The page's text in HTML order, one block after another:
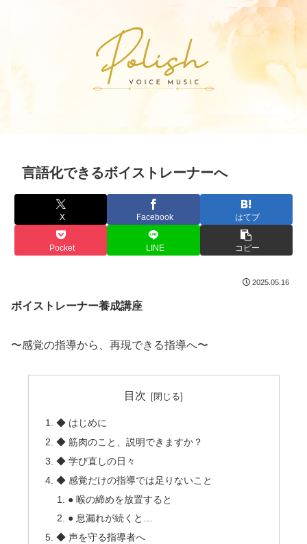
言語化できるボイストレーナーへ
X Facebook はてブ
Pocket LINE コピー
2025.05.16
ボイストレーナー養成講座
〜感覚の指導から、再現できる指導へ〜
目次
◆ はじめに
◆ 筋肉のこと、説明できますか？
◆ 学び直しの日々
◆ 感覚だけの指導では足りないこと
● 喉の締めを放置すると
● 息漏れが続くと…
◆ 声を守る指導者へ